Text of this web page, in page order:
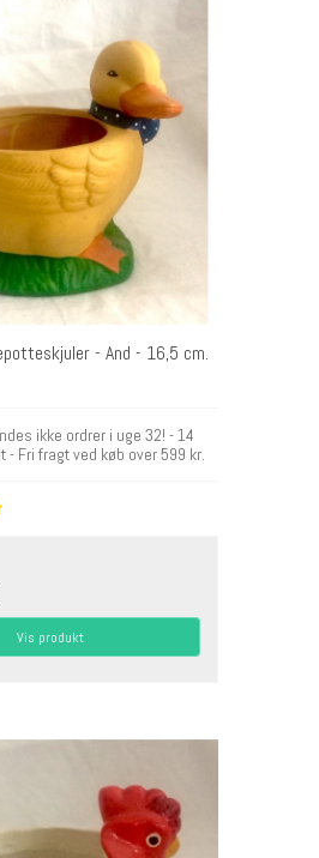
- And - 16,5 cm.
ikke ordrer i uge 32! - 14
- Fri fragt ved køb over 599 kr.
Vis produkt